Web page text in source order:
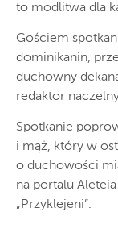
to modlitwa dla
Gościem
dominikanin,
duchowny
redaktor
Spotkanie
i mąż, który w
o duchowości
na portalu
„Przyklejeni”.